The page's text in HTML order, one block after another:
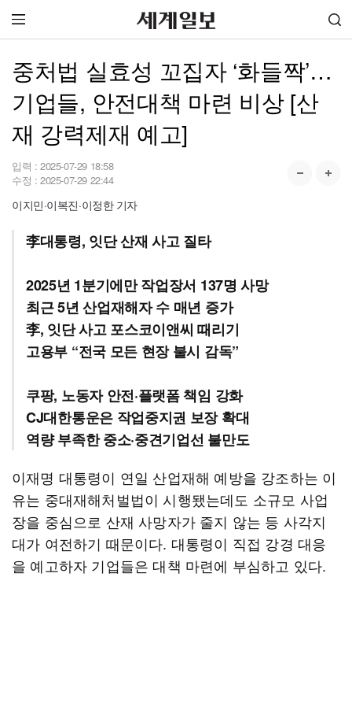
중처법 실효성 꼬집자 ‘화들짝’…
기업들, 안전대책 마련 비상 [산
재 강력제재 예고]
입력 : 2025-07-29 18:58
수정 : 2025-07-29 22:44
이지민·이복진·이정한 기자
李대통령, 잇단 산재 사고 질타
2025년 1분기에만 작업장서 137명 사망
최근 5년 산업재해자 수 매년 증가
李, 잇단 사고 포스코이앤씨 때리기
고용부 “전국 모든 현장 불시 감독”
쿠팡, 노동자 안전·플랫폼 책임 강화
CJ대한통운은 작업중지권 보장 확대
역량 부족한 중소·중견기업선 불만도
이재명 대통령이 연일 산업재해 예방을 강조하는 이
유는 중대재해처벌법이 시행됐는데도 소규모 사업
장을 중심으로 산재 사망자가 줄지 않는 등 사각지
대가 여전하기 때문이다. 대통령이 직접 강경 대응
을 예고하자 기업들은 대책 마련에 부심하고 있다.